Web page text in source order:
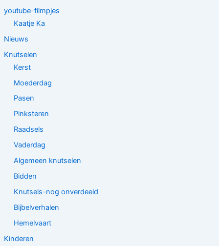
youtube-filmpjes
Kaatje Ka
Nieuws
Knutselen
Kerst
Moederdag
Pasen
Pinksteren
Raadsels
Vaderdag
Algemeen knutselen
Bidden
Knutsels-nog onverdeeld
Bijbelverhalen
Hemelvaart
Kinderen